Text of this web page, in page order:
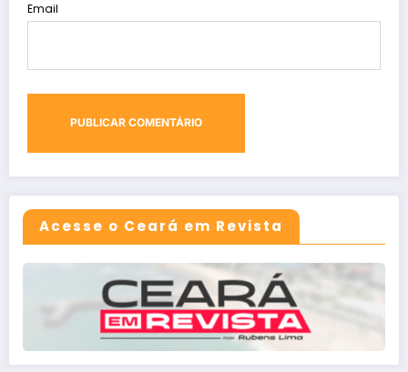
Email
Acesse o Ceará em Revista